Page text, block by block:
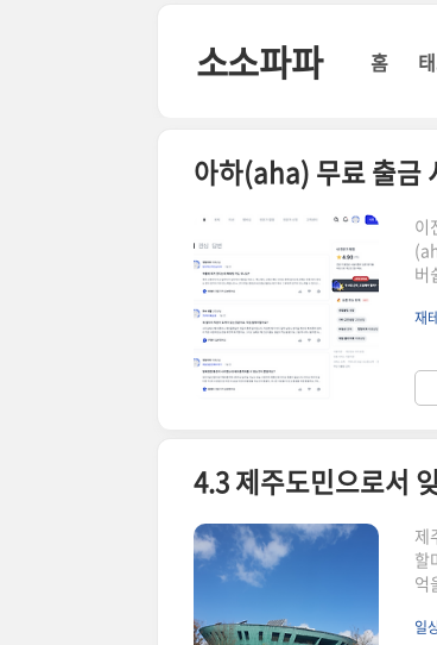
소소파파 홈
아하(aha) 무료 출금
이
버
하
되
재
4.3 제주도민으로서
제
할
억
억
일